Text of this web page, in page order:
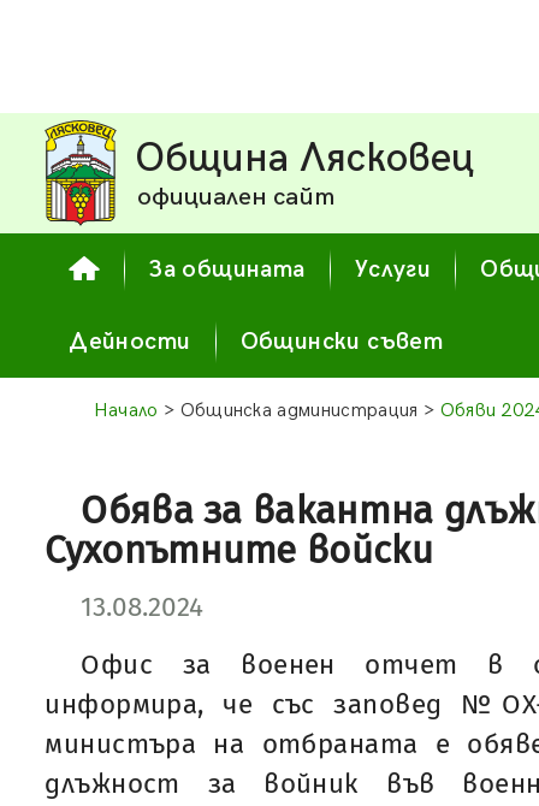
Община Лясковец
официален сайт
За общината Услуги
Дейности Общински съвет
Начало > Общинска администрация > Обяви
Обява за вакантна
Сухопътните войски
13.08.2024
Офис за военен отчет в
информира, че със заповед
министъра на отбраната е
длъжност за войник във